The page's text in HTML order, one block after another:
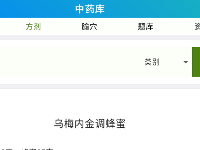
方剂 腧穴 题库
类别
乌梅内金调蜂蜜